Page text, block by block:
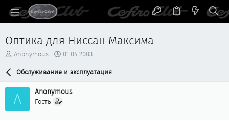
Оптика для Ниссан Максима
А
р
т
м
Anonymous
Д
т
н
а
01.04.2003
Обслуживание и эксплуатация
A Anonymous
Гость